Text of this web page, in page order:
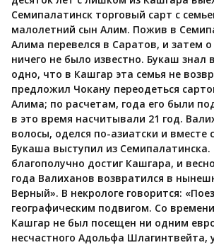
Семипалатинск торговый сарт с
малолетний сын Алим. Пожив в
Алима перевелся в Саратов, и затем о
ничего не было известно. Букаш знал
одно, что в Кашгар эта семья не
предложил Чокану переодеться
Алима; по расчетам, года его были
в это время насчитывали 21 год.
волосы, оделся по-азиатски и вместе
Букаша выступил из Семипалатинска.
благополучно достиг Кашгара, и
года Валиханов возвратился в
Верный». В некрологе говорится:
географическим подвигом. Со
Кашгар не был посещен ни одним
несчастного Адольфа Шлагинтвейта,